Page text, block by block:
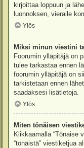
kirjoittaa loppuun ja
luonnoksen, vieraile
Ylös
Miksi minun viestini
Foorumin ylläpitäjä on
tulee tarkastaa ennen
foorumin ylläpitäjä on
tarkistetaan ennen
saadaksesi lisätietoja.
Ylös
Miten tönäisen
Klikkaamalla “Tönaise
“tönäistä” viestiketjua